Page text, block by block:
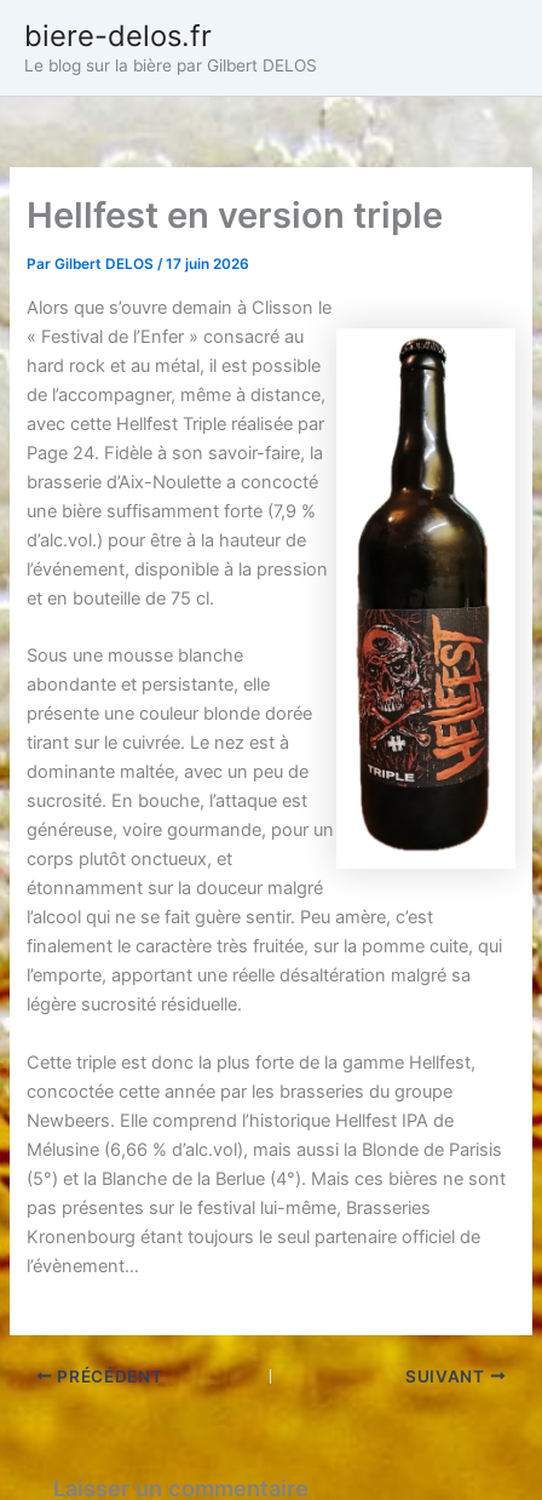
contenu
biere-delos.fr
Le blog sur la bière par Gilbert DELOS
Hellfest en version triple
ParGilbert DELOS/17 juin 2026
Alors que s’ouvre demain à Clisson le
« Festival de l’Enfer » consacré au
hard rock et au métal, il est possible
de l’accompagner, même à distance,
avec cette Hellfest Triple réalisée par
Page 24. Fidèle à son savoir-faire, la
brasserie d’Aix-Noulette a concocté
une bière suffisamment forte (7,9 %
d’alc.vol.) pour être à la hauteur de
l’événement, disponible à la pression
et en bouteille de 75 cl.
Sous une mousse blanche
abondante et persistante, elle
présente une couleur blonde dorée
tirant sur le cuivrée. Le nez est à
dominante maltée, avec un peu de
sucrosité. En bouche, l’attaque est
généreuse, voire gourmande, pour un
corps plutôt onctueux, et
étonnamment sur la douceur malgré
l’alcool qui ne se fait guère sentir. Peu amère, c’est
finalement le caractère très fruitée, sur la pomme cuite, qui
l’emporte, apportant une réelle désaltération malgré sa
légère sucrosité résiduelle.
Cette triple est donc la plus forte de la gamme Hellfest,
concoctée cette année par les brasseries du groupe
Newbeers. Elle comprend l’historique Hellfest IPA de
Mélusine (6,66 % d’alc.vol), mais aussi la Blonde de Parisis
(5°) et la Blanche de la Berlue (4°). Mais ces bières ne sont
pas présentes sur le festival lui-même, Brasseries
Kronenbourg étant toujours le seul partenaire officiel de
l’évènement…
PRÉCÉDENT SUIVANT
Laisser un commentaire